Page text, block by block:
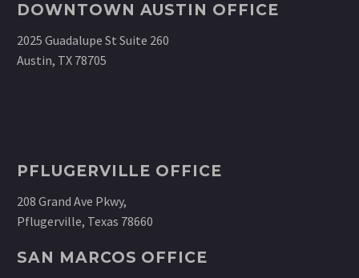
DOWNTOWN AUSTIN OFFICE
2025 Guadalupe St Suite 260
Austin, TX 78705
PFLUGERVILLE OFFICE
208 Grand Ave Pkwy,
Pflugerville, Texas 78660
SAN MARCOS OFFICE